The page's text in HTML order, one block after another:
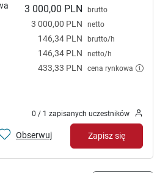
3 000,00 PLN brutto
3 000,00 PLN netto
146,34 PLN brutto/h
146,34 PLN netto/h
433,33 PLN cena rynkowa
0 / 1 zapisanych uczestników
Obserwuj Zapisz się